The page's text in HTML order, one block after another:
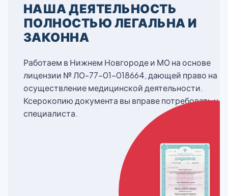
НАША ДЕЯТЕЛЬНОСТЬ
ПОЛНОСТЬЮ ЛЕГАЛЬНА И
ЗАКОННА
Работаем в Нижнем Новгороде и МО на основе
лицензии № ЛО-77-01-018664, дающей право на
осуществление медицинской деятельности.
Ксерокопию документа вы вправе потребовать у
специалиста.